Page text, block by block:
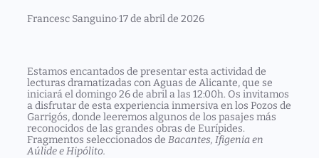
Francesc Sanguino·17 de abril de 2026
Estamos encantados de presentar esta actividad de
lecturas dramatizadas con Aguas de Alicante, que se
iniciará el domingo26 de abril a las 12:00h. Os invitamos
a disfrutar de esta experiencia inmersiva en los Pozos de
Garrigós, donde leeremos algunos de los pasajes más
reconocidos de las grandes obras de Eurípides.
Fragmentos seleccionados de Bacantes, Ifigenia en
Aúlide e Hipólito.